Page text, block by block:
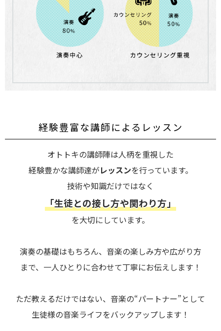
経験豊富な講師によるレッスン
オトトキの講師陣は人柄を重視した
経験豊かな講師達がレッスンを行っています。
技術や知識だけではなく
「生徒との接し方や関わり方」
を大切にしています。
演奏の基礎はもちろん、音楽の楽しみ方や広がり方
まで、一人ひとりに合わせて丁寧にお伝えします！
ただ教えるだけではない、音楽の“パートナー”として
生徒様の音楽ライフをバックアップします！